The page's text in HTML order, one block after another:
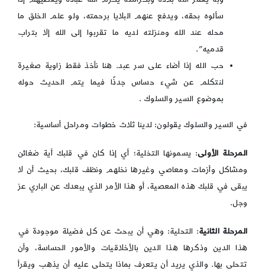
سألوه بحقه، ويدفع عنهم البلايا برحمته، ولو علم الخلق ما
محله عند الله ومنزلته لديه ما تقربوا إلى الله إلا بتراب
قدميه”.
حب الله إذا أضاء على سر عبد. هنا نأخذ فقط زاوية صغيرة
لنتكلم عن شيء حساس جدذًا فيما يتم الحديث حوله
بموضوع السير والسلوك .
في السير والسلوك يقولون: لدينا ثلاث خطوات ومراحل أساسية:
المرحلة الأولى: يسمونها التخلية؛ أي إذا كان في قلبك أية ضغائن
ومشاكل وأزمات ومعاصي وغيرها نخلهم ونظف قلبك، بحيث أن لا
يبقى في قلبك هذه المعصية، أو هذا الأمر الذي يبعدك عن الباري عز
وجل.
المرحلة الثانية: التحلية: وهي أن يبحث عن كل فضيلة موجودة في
هذا الدين وذكرها هذا الدين بالأخلاقيات والأمور الحساسة، وأن
تتحلى بها. والذي يريد أن يتعرف بماذا يتحلى عليه أن يذهب ويقرأ